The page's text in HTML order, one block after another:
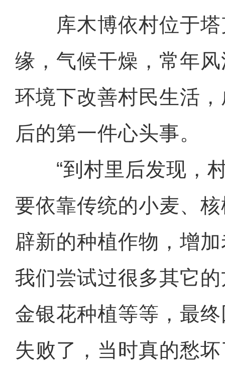
库木博依村位于塔
缘，气候干燥，常年
环境下改善村民生活
后的第一件心头事。
“到村里后发现，村
要依靠传统的小麦、
辟新的种植作物，增
我们尝试过很多其它
金银花种植等等，最
失败了，当时真的愁